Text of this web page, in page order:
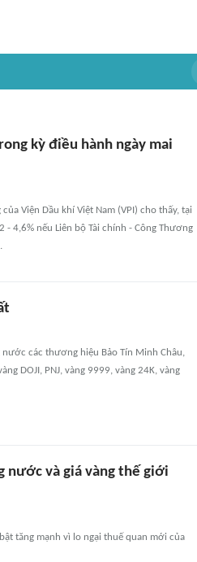
kỳ điều hành ngày mai
Viện Dầu khí Việt Nam (VPI) cho thấy, tại
4,6% nếu Liên bộ Tài chính - Công Thương
nước các thương hiệu Bảo Tín Minh Châu,
DOJI, PNJ, vàng 9999, vàng 24K, vàng
nước và giá vàng thế giới
tăng mạnh vì lo ngại thuế quan mới của